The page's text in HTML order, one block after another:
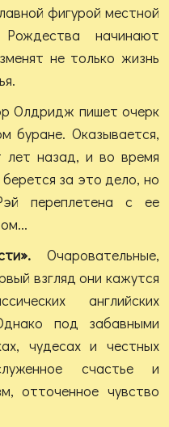
фигурой местной
начинают
не только жизнь
Олдридж пишет очерк
буране. Оказывается,
лет назад, и во время
за это дело, но
переплетена с ее
Очаровательные,
взгляд они кажутся
английских
под забавными
чудесах и честных
счастье и
отточенное чувство